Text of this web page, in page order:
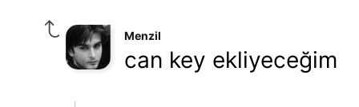
Menzil
can key ekliyeceğim